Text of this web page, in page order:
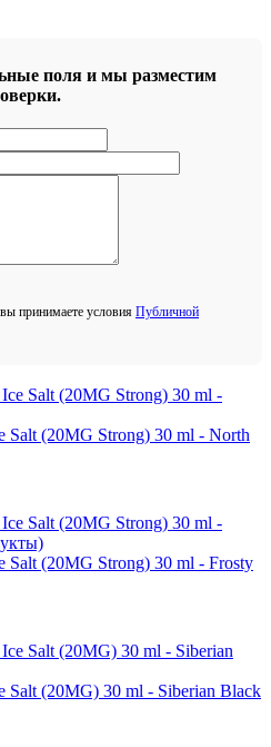
поля и мы разместим
принимаете условия Публичной
(20MG Strong) 30 ml - North
(20MG Strong) 30 ml - Frosty
(20MG) 30 ml - Siberian Black